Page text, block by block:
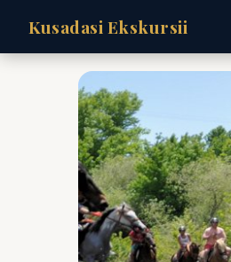
Kusadasi Ekskursii